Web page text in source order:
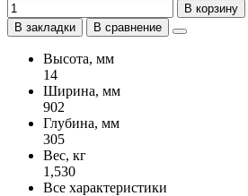
В корзину
В закладки
В сравнение
Высота, мм
14
Ширина, мм
902
Глубина, мм
305
Вес, кг
1,530
Все характеристики